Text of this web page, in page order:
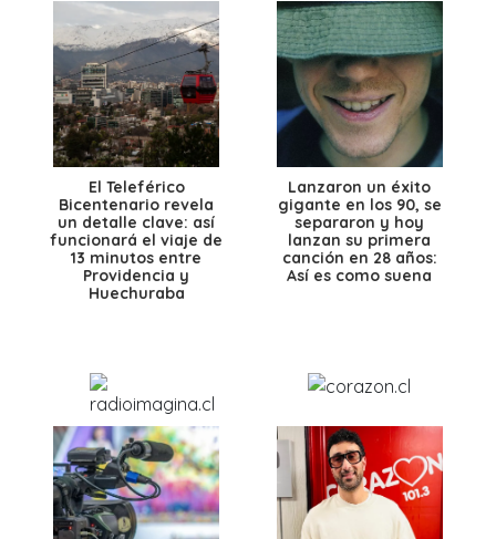
El Teleférico
Bicentenario revela
un detalle clave: así
funcionará el viaje de
13 minutos entre
Providencia y
Huechuraba
Lanzaron un éxito
gigante en los 90, se
separaron y hoy
lanzan su primera
canción en 28 años:
Así es como suena